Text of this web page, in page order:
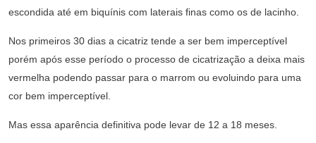
escondida até em biquínis com laterais finas como os de lacinho.
Nos primeiros 30 dias a cicatriz tende a ser bem imperceptível
porém após esse período o processo de cicatrização a deixa mais
vermelha podendo passar para o marrom ou evoluindo para uma
cor bem imperceptível.
Mas essa aparência definitiva pode levar de 12 a 18 meses.